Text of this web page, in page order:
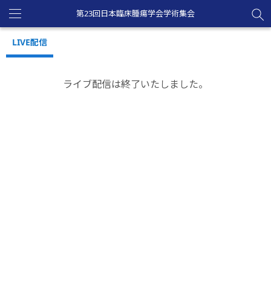
Toggle
navigation
第23回日本臨床腫瘍学会学術集会
LIVE配信
ライブ配信は終了いたしました。